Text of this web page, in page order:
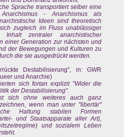
Sprache transportiert selber eine
- Anarchismus als
Ideen sind theoretisch
zugleich im Fluss unablässiger
Inhalt zentraler anarchistischer
einer Generation zur nächsten und
der Bewegungen und Kulturen zu
die sie ausgedrückt werden.
Destabilisierung", in: GWR
und Anarchie)
sich fortan explizit "Wider die
der Destabilisierung".
sich ohne weiteres auch ganz
wenn man unter "libertär"
Haltung stabilen Formen
und Staatsapparate aller Art),
und sozialem Leben